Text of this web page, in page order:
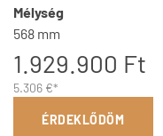
Mélység
568 mm
1.929.900 Ft
5.306 €*
ÉRDEKLŐDÖM